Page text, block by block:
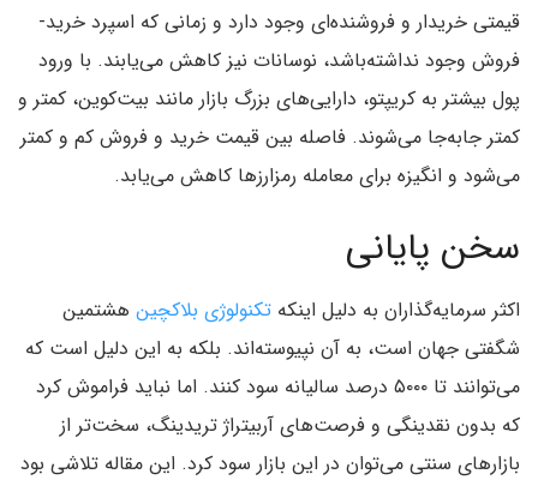
قیمتی خریدار و فروشنده‌ای وجود دارد و زمانی که اسپرد خرید-
فروش وجود نداشته‌باشد، نوسانات نیز کاهش می‌یابند. با ورود
پول بیشتر به کریپتو، دارایی‌های بزرگ بازار مانند بیت‌کوین، کمتر و
کمتر جابه‌جا می‌شوند. فاصله بین قیمت خرید و فروش کم و کمتر
می‌شود و انگیزه برای معامله رمزارزها کاهش می‌یابد.
سخن پایانی
اکثر سرمایه‌گذاران به دلیل اینکه تکنولوژی بلاکچین هشتمین
شگفتی جهان است، به آن نپیوسته‌اند. بلکه به این دلیل است که
می‌توانند تا ۵۰۰۰ درصد سالیانه سود کنند. اما نباید فراموش کرد
که بدون نقدینگی و فرصت‌های آربیتراژ تریدینگ، سخت‌تر از
بازارهای سنتی می‌توان در این بازار سود کرد. این مقاله تلاشی بود